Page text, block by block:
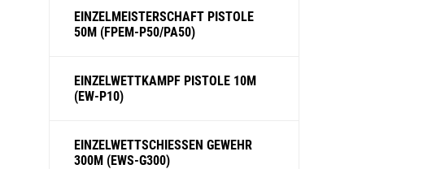
EINZELMEISTERSCHAFT PISTOLE
50M (FPEM-P50/PA50)
EINZELWETTKAMPF PISTOLE 10M
(EW-P10)
EINZELWETTSCHIESSEN GEWEHR
300M (EWS-G300)